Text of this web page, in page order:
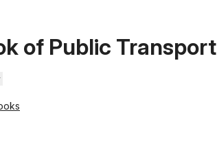
of Public Transport